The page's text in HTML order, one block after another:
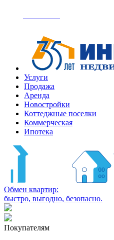
Услуги
Продажа
Аренда
Новостройки
Коттеджные поселки
Коммерческая
Ипотека
Обмен квартир:
быстро, выгодно, безопасно.
Покупателям